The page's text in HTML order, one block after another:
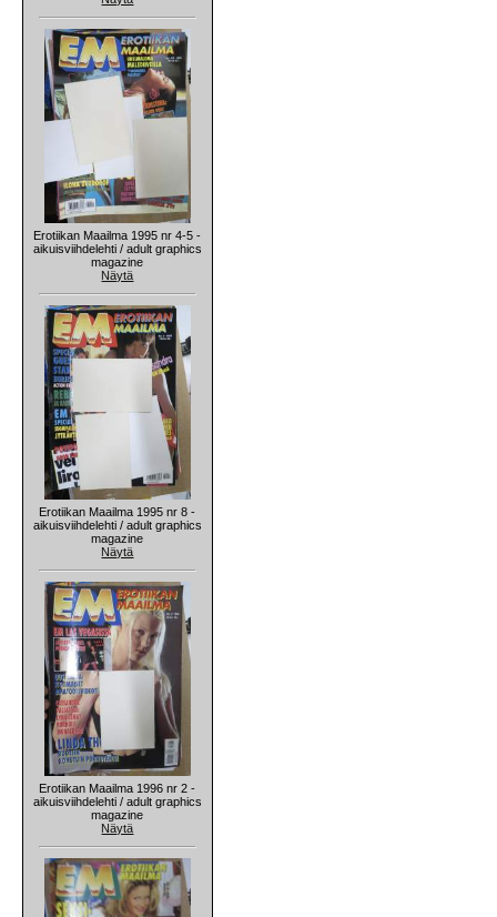
Erotiikan Maailma 1995 nr 4-5 -
aikuisviihdelehti / adult graphics
magazine
Näytä
Erotiikan Maailma 1995 nr 8 -
aikuisviihdelehti / adult graphics
magazine
Näytä
Erotiikan Maailma 1996 nr 2 -
aikuisviihdelehti / adult graphics
magazine
Näytä